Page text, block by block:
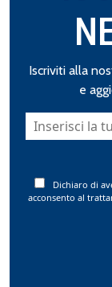
Iscriviti alla
e
Dichiaro di
acconsento al